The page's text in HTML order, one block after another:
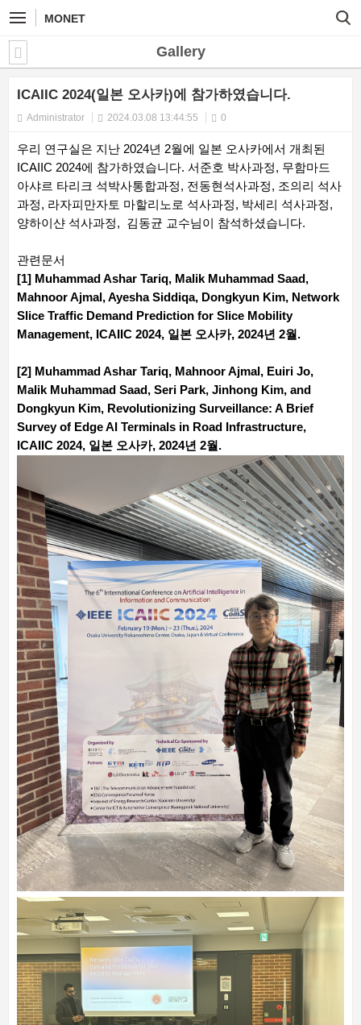
MONET
Gallery
ICAIIC 2024(일본 오사카)에 참가하였습니다.
Administrator 2024.03.08 13:44:55 0
우리 연구실은 지난 2024년 2월에 일본 오사카에서 개최된
ICAIIC 2024에 참가하였습니다. 서준호 박사과정, 무함마드
아샤르 타리크 석박사통합과정, 전동현석사과정, 조의리 석사
과정, 라자피만자토 마할리노로 석사과정, 박세리 석사과정,
양하이샨 석사과정, 김동균 교수님이 참석하셨습니다.
관련문서
[1] Muhammad Ashar Tariq, Malik Muhammad Saad,
Mahnoor Ajmal, Ayesha Siddiqa, Dongkyun Kim, Network
Slice Traffic Demand Prediction for Slice Mobility
Management, ICAIIC 2024, 일본 오사카, 2024년 2월.
[2] Muhammad Ashar Tariq, Mahnoor Ajmal, Euiri Jo,
Malik Muhammad Saad, Seri Park, Jinhong Kim, and
Dongkyun Kim, Revolutionizing Surveillance: A Brief
Survey of Edge AI Terminals in Road Infrastructure,
ICAIIC 2024, 일본 오사카, 2024년 2월.